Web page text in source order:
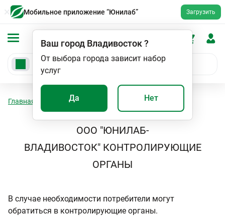
Мобильное приложение “Юнилаб” Загрузить
Ваш город Владивосток?
От выбора города зависит набор
услуг
Да Нет
Главная О компании - Контролирующие органы
ООО "ЮНИЛАБ-
ВЛАДИВОСТОК" КОНТРОЛИРУЮЩИЕ
ОРГАНЫ
В случае необходимости потребители могут
обратиться в контролирующие органы.